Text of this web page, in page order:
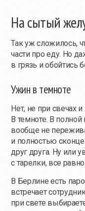
На сытый
Так уж сложилось,
части про еду. Но
в грязь и обойтись
Ужин в темноте
Нет, не при свечах
В темноте. В
вообще не
и полностью
друг друга. Ну или
с тарелки, все
В Берлине есть
встречает
при свете